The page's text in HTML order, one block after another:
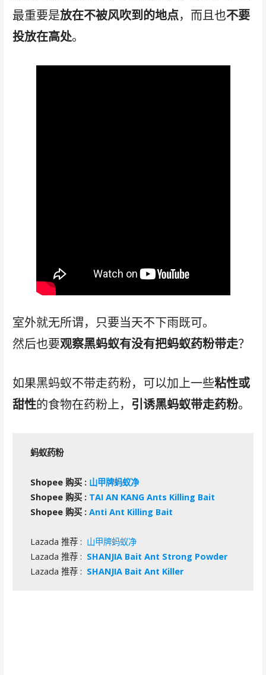
最重要是放在不被风吹到的地点，而且也不要
投放在高处。
室外就无所谓，只要当天不下雨既可。
然后也要观察黑蚂蚁有没有把蚂蚁药粉带走？
如果黑蚂蚁不带走药粉，可以加上一些粘性或
甜性的食物在药粉上， 引诱黑蚂蚁带走药粉。
蚂蚁药粉
Shopee 购买 : 山甲牌蚂蚁净
Shopee 购买 : TAI AN KANG Ants Killing Bait
Shopee 购买 : Anti Ant Killing Bait
Lazada 推荐 : 山甲牌蚂蚁净
Lazada 推荐 : SHANJIA Bait Ant Strong Powder
Lazada 推荐 : SHANJIA Bait Ant Killer